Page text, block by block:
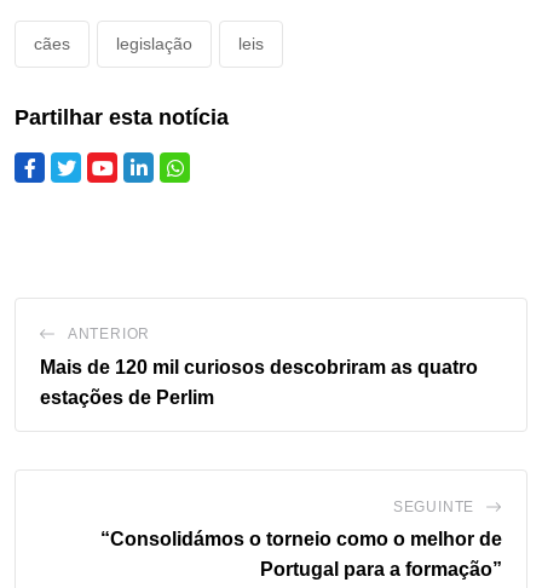
cães legislação leis
Partilhar esta notícia
ANTERIOR
Mais de 120 mil curiosos descobriram as quatro
estações de Perlim
SEGUINTE
“Consolidámos o torneio como o melhor de
Portugal para a formação”